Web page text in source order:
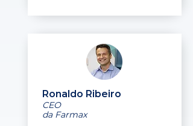
Ronaldo Ribeiro
CEO
da Farmax